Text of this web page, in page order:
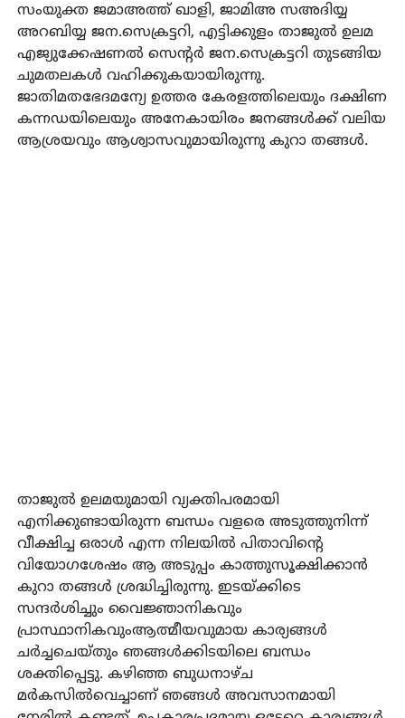
സംയുക്ത ജമാഅത്ത് ഖാളി, ജാമിഅ സഅദിയ്യ
അറബിയ്യ ജന.സെക്രട്ടറി, എട്ടിക്കുളം താജുല്‍ ഉലമ
എജ്യുക്കേഷണല്‍ സെന്റര്‍ ജന.സെക്രട്ടറി തുടങ്ങിയ
ചുമതലകള്‍ വഹിക്കുകയായിരുന്നു.
ജാതിമതഭേദമന്യേ ഉത്തര കേരളത്തിലെയും ദക്ഷിണ
കന്നഡയിലെയും അനേകായിരം ജനങ്ങൾക്ക് വലിയ
ആശ്രയവും ആശ്വാസവുമായിരുന്നു കുറാ തങ്ങൾ.
താജുൽ ഉലമയുമായി വ്യക്തിപരമായി
എനിക്കുണ്ടായിരുന്ന ബന്ധം വളരെ അടുത്തുനിന്ന്
വീക്ഷിച്ച ഒരാൾ എന്ന നിലയിൽ പിതാവിന്റെ
വിയോഗശേഷം ആ അടുപ്പം കാത്തുസൂക്ഷിക്കാൻ
കുറാ തങ്ങൾ ശ്രദ്ധിച്ചിരുന്നു. ഇടയ്ക്കിടെ
സന്ദർശിച്ചും വൈജ്ഞാനികവും
പ്രാസ്ഥാനികവുംആത്മീയവുമായ കാര്യങ്ങൾ
ചർച്ചചെയ്തും ഞങ്ങൾക്കിടയിലെ ബന്ധം
ശക്തിപ്പെട്ടു. കഴിഞ്ഞ ബുധനാഴ്ച
മർകസിൽവെച്ചാണ് ഞങ്ങൾ അവസാനമായി